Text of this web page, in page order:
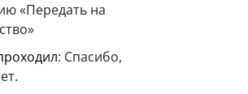
«Передать на
: Спасибо,